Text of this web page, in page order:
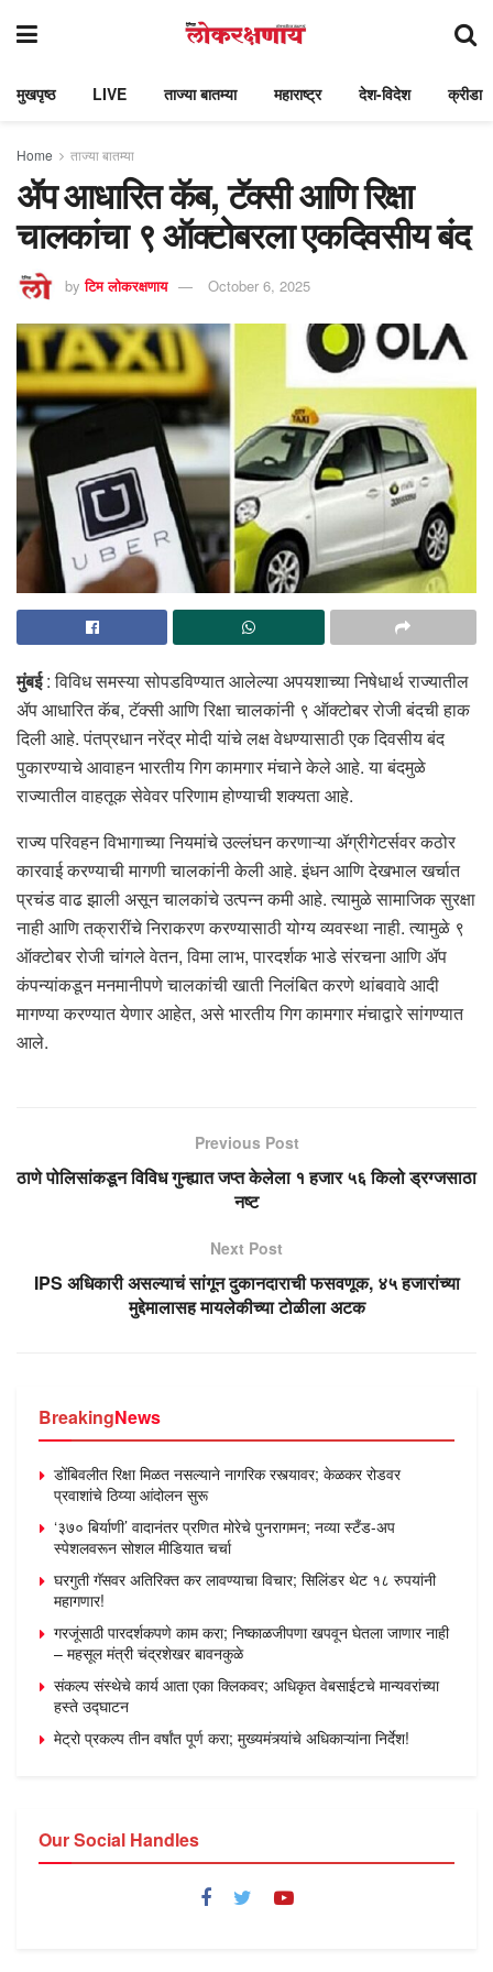
मुखपृष्ठ LIVE ताज्या बातम्या महाराष्ट्र देश-विदेश क्रीडा
Home ताज्या बातम्या
ॲप आधारित कॅब, टॅक्सी आणि रिक्षा
चालकांचा ९ ऑक्टोबरला एकदिवसीय बंद
by टिम लोकरक्षणाय October 6, 2025
मुंबई: विविध समस्या सोपडविण्यात आलेल्या अपयशाच्या निषेधार्थ राज्यातील
ॲप आधारित कॅब, टॅक्सी आणि रिक्षा चालकांनी ९ ऑक्टोबर रोजी बंदची हाक
दिली आहे. पंतप्रधान नरेंद्र मोदी यांचे लक्ष वेधण्यासाठी एक दिवसीय बंद
पुकारण्याचे आवाहन भारतीय गिग कामगार मंचाने केले आहे. या बंदमुळे
राज्यातील वाहतूक सेवेवर परिणाम होण्याची शक्यता आहे.
राज्य परिवहन विभागाच्या नियमांचे उल्लंघन करणाऱ्या ॲग्रीगेटर्सवर कठोर
कारवाई करण्याची मागणी चालकांनी केली आहे. इंधन आणि देखभाल खर्चात
प्रचंड वाढ झाली असून चालकांचे उत्पन्न कमी आहे. त्यामुळे सामाजिक सुरक्षा
नाही आणि तक्रारींचे निराकरण करण्यासाठी योग्य व्यवस्था नाही. त्यामुळे ९
ऑक्टोबर रोजी चांगले वेतन, विमा लाभ, पारदर्शक भाडे संरचना आणि ॲप
कंपन्यांकडून मनमानीपणे चालकांची खाती निलंबित करणे थांबवावे आदी
मागण्या करण्यात येणार आहेत, असे भारतीय गिग कामगार मंचाद्वारे सांगण्यात
आले.
Previous Post
ठाणे पोलिसांकडून विविध गुन्ह्यात जप्त केलेला १ हजार ५६ किलो ड्रग्जसाठा
नष्ट
Next Post
IPS अधिकारी असल्याचं सांगून दुकानदाराची फसवणूक, ४५ हजारांच्या
मुद्देमालासह मायलेकीच्या टोळीला अटक
BreakingNews
डोंबिवलीत रिक्षा मिळत नसल्याने नागरिक रस्त्यावर; केळकर रोडवर
प्रवाशांचे ठिय्या आंदोलन सुरू
‘३७० बिर्याणी’ वादानंतर प्रणित मोरेचे पुनरागमन; नव्या स्टँड-अप
स्पेशलवरून सोशल मीडियात चर्चा
घरगुती गॅसवर अतिरिक्त कर लावण्याचा विचार; सिलिंडर थेट १८ रुपयांनी
महागणार!
गरजूंसाठी पारदर्शकपणे काम करा; निष्काळजीपणा खपवून घेतला जाणार नाही
– महसूल मंत्री चंद्रशेखर बावनकुळे
संकल्प संस्थेचे कार्य आता एका क्लिकवर; अधिकृत वेबसाईटचे मान्यवरांच्या
हस्ते उद्घाटन
मेट्रो प्रकल्प तीन वर्षांत पूर्ण करा; मुख्यमंत्र्यांचे अधिकाऱ्यांना निर्देश!
Our Social Handles